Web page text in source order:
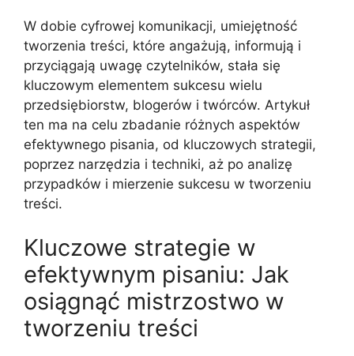
W dobie cyfrowej komunikacji, umiejętność
tworzenia treści, które angażują, informują i
przyciągają uwagę czytelników, stała się
kluczowym elementem sukcesu wielu
przedsiębiorstw, blogerów i twórców. Artykuł
ten ma na celu zbadanie różnych aspektów
efektywnego pisania, od kluczowych strategii,
poprzez narzędzia i techniki, aż po analizę
przypadków i mierzenie sukcesu w tworzeniu
treści.
Kluczowe strategie w
efektywnym pisaniu: Jak
osiągnąć mistrzostwo w
tworzeniu treści